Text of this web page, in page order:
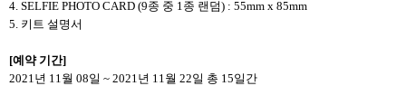
4. SELFIE PHOTO CARD (9종 중 1종 랜덤) : 55mm x 85mm
5. 키트 설명서
[예약 기간]
2021년 11월 08일 ~ 2021년 11월 22일 총 15일간